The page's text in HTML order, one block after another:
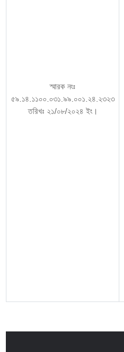
স্মারক নংঃ
৫৯.১৪.১১০০.০৩১.৯৯.০০১.২৪.২৩২৩
তরিখঃ ২১/০৮/২০২৪ ইং।